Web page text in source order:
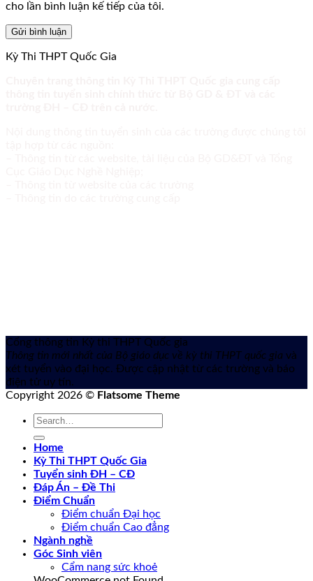
cho lần bình luận kế tiếp của tôi.
Kỳ Thi THPT Quốc Gia
Cổng thông tin Kỳ thi THPT Quốc gia
Thông tin mới nhất của Bộ giáo dục về kỳ thi THPT quốc gia và
xét tuyển vào đại học. Được cập nhật từ các trường và báo
điện tử uy tín.
Copyright 2026 © Flatsome Theme
Home
Kỳ Thi THPT Quốc Gia
Tuyển sinh ĐH – CĐ
Đáp Án – Đề Thi
Điểm Chuẩn
Điểm chuẩn Đại học
Điểm chuẩn Cao đẳng
Ngành nghề
Góc Sinh viên
Cẩm nang sức khoẻ